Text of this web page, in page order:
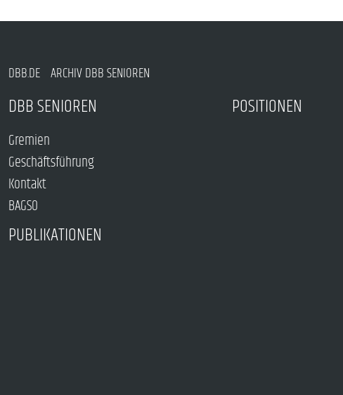
DBB.DE ARCHIV DBB SENIOREN
DBB SENIOREN
Gremien
Geschäftsführung
Kontakt
BAGSO
POSITIONEN
PUBLIKATIONEN